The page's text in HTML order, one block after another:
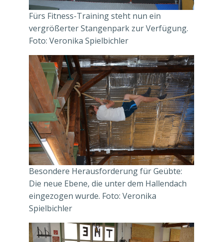
Fürs Fitness-Training steht nun ein
vergrößerter Stangenpark zur Verfügung.
Foto: Veronika Spielbichler
Besondere Herausforderung für Geübte:
Die neue Ebene, die unter dem Hallendach
eingezogen wurde. Foto: Veronika
Spielbichler